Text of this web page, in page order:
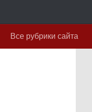
Все рубрики сайта